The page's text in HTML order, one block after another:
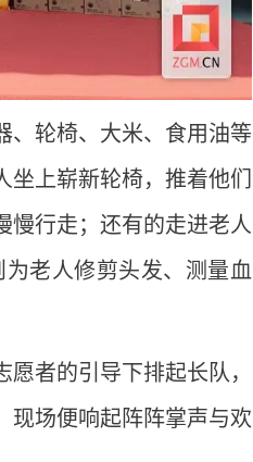
、轮椅、大米、食用油等
上崭新轮椅，推着他们
慢行走；还有的走进老人
老人修剪头发、测量血
者的引导下排起长队，
现场便响起阵阵掌声与欢